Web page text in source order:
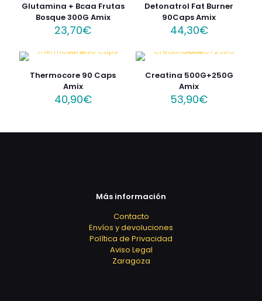
Glutamina + Bcaa Frutas
Bosque 300G Amix
23,70€
Detonatrol Fat Burner
90Caps Amix
44,30€
Thermocore 90 Caps
Amix
40,90€
Creatina 500G+250G
Amix
53,90€
Más información
Contacto
Envíos y devoluciones
Política de Privacidad
Aviso Legal
Zaragoza